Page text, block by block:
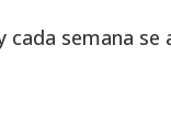
semana se